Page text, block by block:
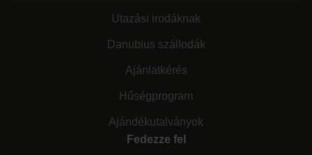
Utazási irodáknak
Danubius szállodák
Ajánlatkérés
Hűségprogram
Ajándékutalványok
Fedezze fel